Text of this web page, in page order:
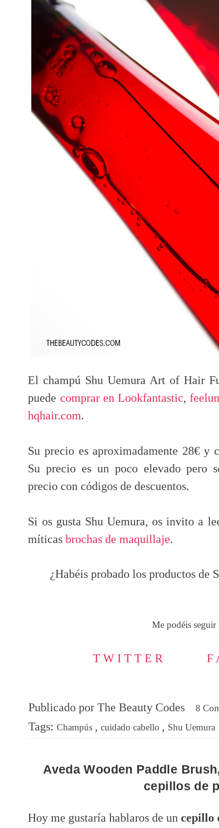
El champú Shu Uemura Art of Hair
puede comprar en Lookfantastic,
hqhair.com.
Su precio es aproximadamente 28€ y
Su precio es un poco elevado pero
precio con códigos de descuentos.
Si os gusta Shu Uemura, os invito a
míticasbrochas de maquillaje.
¿Habéis probado los productos de
Me podéis seguir
T W I T T E R F
Publicado porThe Beauty Codes 8
Tags:Champús ,cuidado cabello , Shu Uemura
Aveda Wooden Paddle
cepillos de
Hoy me gustaría hablaros de uncepillo